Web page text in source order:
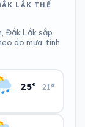
LẮK THẾ
Đắk Lắk sắp
áo mưa, tính
25° 21°
▾